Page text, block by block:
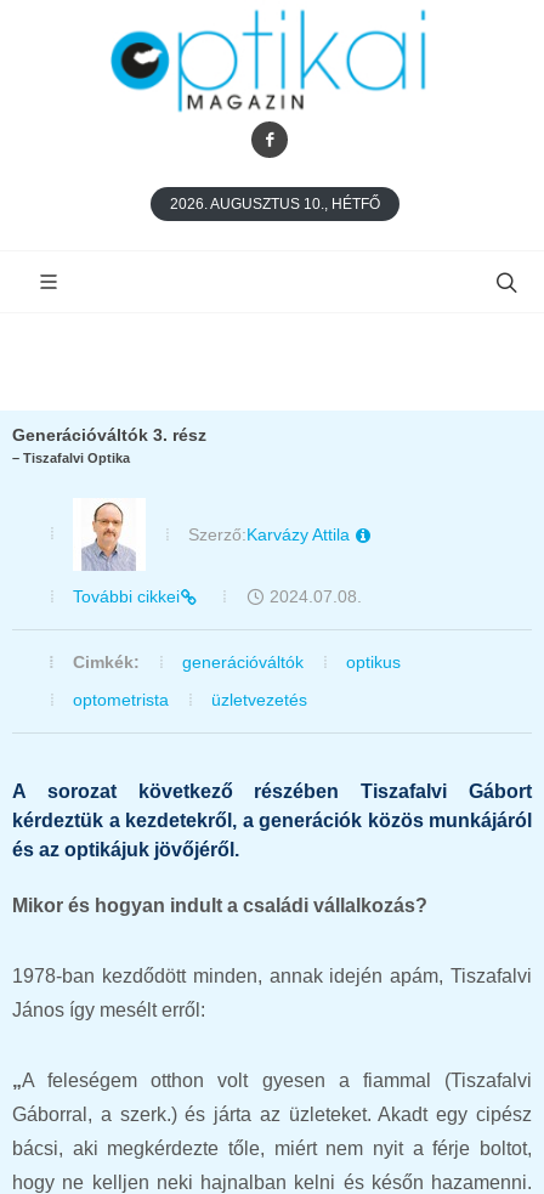
2026. AUGUSZTUS 10., HÉTFŐ
Generációváltók 3. rész
– Tiszafalvi Optika
Szerző:Karvázy Attila
További cikkei 2024.07.08.
Cimkék: generációváltók
optikus
optometrista
üzletvezetés
A sorozat következő részében Tiszafalvi Gábort
kérdeztük a kezdetekről, a generációk közös munkájáról
és az optikájuk jövőjéről.
Mikor és hogyan indult a családi vállalkozás?
1978-ban kezdődött minden, annak idején apám, Tiszafalvi
János így mesélt erről:
„A feleségem otthon volt gyesen a fiammal (Tiszafalvi
Gáborral, a szerk.) és járta az üzleteket. Akadt egy cipész
bácsi, aki megkérdezte tőle, miért nem nyit a férje boltot,
hogy ne kelljen neki hajnalban kelni és későn hazamenni.